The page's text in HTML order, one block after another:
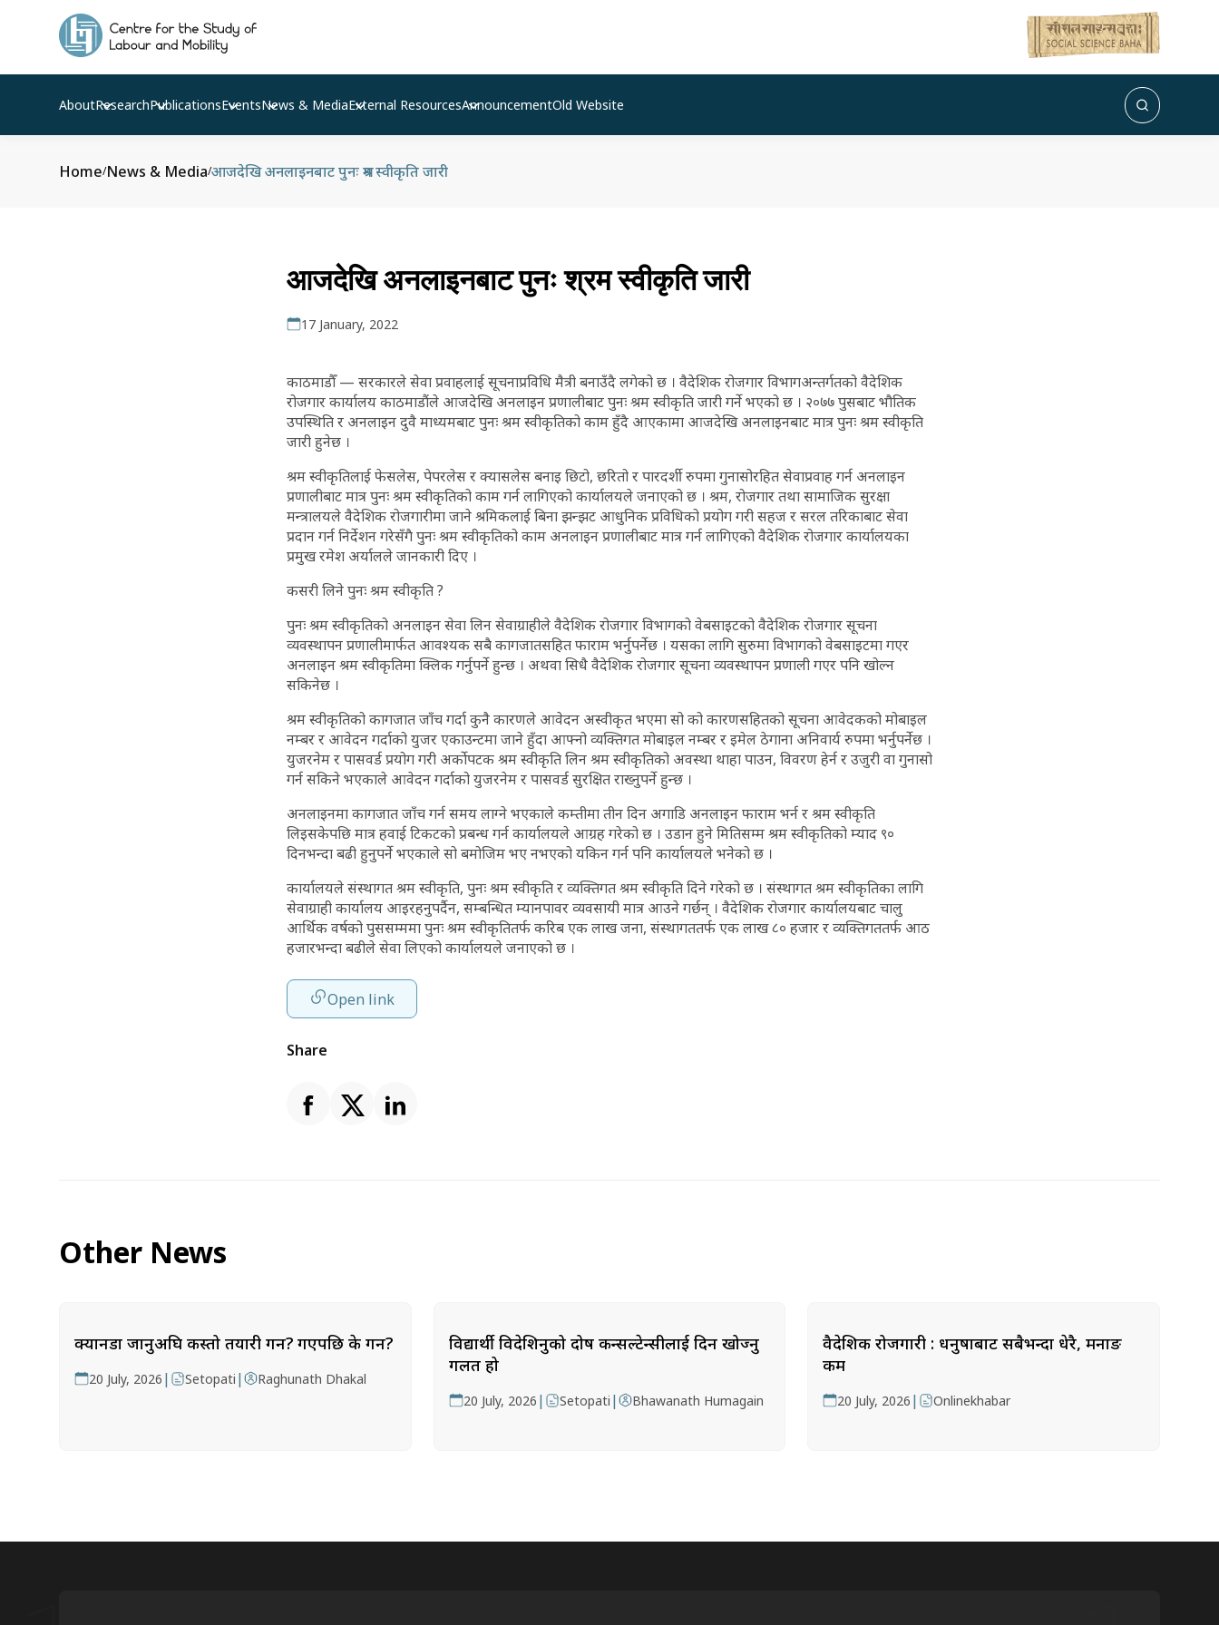
AboutResearchPublicationsEventsNews & MediaExternal ResourcesAnnouncementOld Website
Home/News & Media/आजदेखि अनलाइनबाट पुनः श्रम स्वीकृति जारी
आजदेखि अनलाइनबाट पुनः श्रम स्वीकृति जारी
17 January, 2022
काठमाडौँ — सरकारले सेवा प्रवाहलाई सूचनाप्रविधि मैत्री बनाउँदै लगेको छ । वैदेशिक रोजगार विभागअन्तर्गतको वैदेशिक
रोजगार कार्यालय काठमाडौंले आजदेखि अनलाइन प्रणालीबाट पुनः श्रम स्वीकृति जारी गर्ने भएको छ । २०७७ पुसबाट भौतिक
उपस्थिति र अनलाइन दुवै माध्यमबाट पुनः श्रम स्वीकृतिको काम हुँदै आएकामा आजदेखि अनलाइनबाट मात्र पुनः श्रम स्वीकृति
जारी हुनेछ ।
श्रम स्वीकृतिलाई फेसलेस, पेपरलेस र क्यासलेस बनाइ छिटो, छरितो र पारदर्शी रुपमा गुनासोरहित सेवाप्रवाह गर्न अनलाइन
प्रणालीबाट मात्र पुनः श्रम स्वीकृतिको काम गर्न लागिएको कार्यालयले जनाएको छ । श्रम, रोजगार तथा सामाजिक सुरक्षा
मन्त्रालयले वैदेशिक रोजगारीमा जाने श्रमिकलाई बिना झन्झट आधुनिक प्रविधिको प्रयोग गरी सहज र सरल तरिकाबाट सेवा
प्रदान गर्न निर्देशन गरेसँगै पुनः श्रम स्वीकृतिको काम अनलाइन प्रणालीबाट मात्र गर्न लागिएको वैदेशिक रोजगार कार्यालयका
प्रमुख रमेश अर्यालले जानकारी दिए ।
कसरी लिने पुनः श्रम स्वीकृति ?
पुनः श्रम स्वीकृतिको अनलाइन सेवा लिन सेवाग्राहीले वैदेशिक रोजगार विभागको वेबसाइटको वैदेशिक रोजगार सूचना
व्यवस्थापन प्रणालीमार्फत आवश्यक सबै कागजातसहित फाराम भर्नुपर्नेछ । यसका लागि सुरुमा विभागको वेबसाइटमा गएर
अनलाइन श्रम स्वीकृतिमा क्लिक गर्नुपर्ने हुन्छ । अथवा सिधै वैदेशिक रोजगार सूचना व्यवस्थापन प्रणाली गएर पनि खोल्न
सकिनेछ ।
श्रम स्वीकृतिको कागजात जाँच गर्दा कुनै कारणले आवेदन अस्वीकृत भएमा सो को कारणसहितको सूचना आवेदकको मोबाइल
नम्बर र आवेदन गर्दाको युजर एकाउन्टमा जाने हुँदा आफ्नो व्यक्तिगत मोबाइल नम्बर र इमेल ठेगाना अनिवार्य रुपमा भर्नुपर्नेछ ।
युजरनेम र पासवर्ड प्रयोग गरी अर्कोपटक श्रम स्वीकृति लिन श्रम स्वीकृतिको अवस्था थाहा पाउन, विवरण हेर्न र उजुरी वा गुनासो
गर्न सकिने भएकाले आवेदन गर्दाको युजरनेम र पासवर्ड सुरक्षित राख्नुपर्ने हुन्छ ।
अनलाइनमा कागजात जाँच गर्न समय लाग्ने भएकाले कम्तीमा तीन दिन अगाडि अनलाइन फाराम भर्न र श्रम स्वीकृति
लिइसकेपछि मात्र हवाई टिकटको प्रबन्ध गर्न कार्यालयले आग्रह गरेको छ । उडान हुने मितिसम्म श्रम स्वीकृतिको म्याद ९०
दिनभन्दा बढी हुनुपर्ने भएकाले सो बमोजिम भए नभएको यकिन गर्न पनि कार्यालयले भनेको छ ।
कार्यालयले संस्थागत श्रम स्वीकृति, पुनः श्रम स्वीकृति र व्यक्तिगत श्रम स्वीकृति दिने गरेको छ । संस्थागत श्रम स्वीकृतिका लागि
सेवाग्राही कार्यालय आइरहनुपर्दैन, सम्बन्धित म्यानपावर व्यवसायी मात्र आउने गर्छन् । वैदेशिक रोजगार कार्यालयबाट चालु
आर्थिक वर्षको पुससम्ममा पुनः श्रम स्वीकृतितर्फ करिब एक लाख जना, संस्थागततर्फ एक लाख ८० हजार र व्यक्तिगततर्फ आठ
हजारभन्दा बढीले सेवा लिएको कार्यालयले जनाएको छ ।
Open link
Share
Other News
क्यानडा जानुअघि कस्तो तयारी गर्ने? गएपछि के गर्ने?
20 July, 2026 | Setopati | Raghunath Dhakal
विद्यार्थी विदेशिनुको दोष कन्सल्टेन्सीलाई दिन खोज्नु
गलत हो
20 July, 2026 | Setopati | Bhawanath Humagain
वैदेशिक रोजगारी : धनुषाबाट सबैभन्दा धेरै, मनाङ
कम
20 July, 2026 | Onlinekhabar